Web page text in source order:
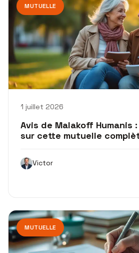
MUTUELLE
1 juillet 2026
Avis de Malakoff Humanis
sur cette mutuelle
Victor
MUTUELLE